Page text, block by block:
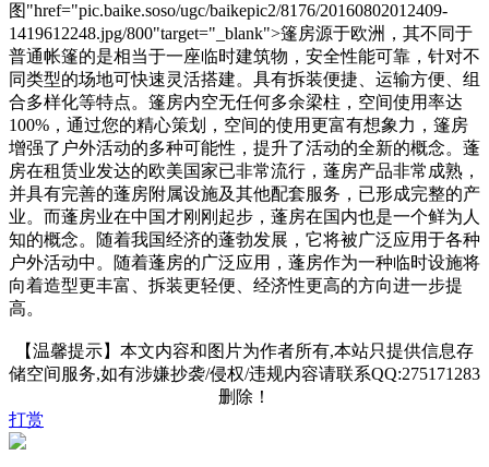
图"href="pic.baike.soso/ugc/baikepic2/8176/20160802012409-
1419612248.jpg/800"target="_blank">篷房源于欧洲，其不同于
普通帐篷的是相当于一座临时建筑物，安全性能可靠，针对不
同类型的场地可快速灵活搭建。具有拆装便捷、运输方便、组
合多样化等特点。篷房内空无任何多余梁柱，空间使用率达
100%，通过您的精心策划，空间的使用更富有想象力，篷房
增强了户外活动的多种可能性，提升了活动的全新的概念。蓬
房在租赁业发达的欧美国家已非常流行，蓬房产品非常成熟，
并具有完善的蓬房附属设施及其他配套服务，已形成完整的产
业。而蓬房业在中国才刚刚起步，蓬房在国内也是一个鲜为人
知的概念。随着我国经济的蓬勃发展，它将被广泛应用于各种
户外活动中。随着蓬房的广泛应用，蓬房作为一种临时设施将
向着造型更丰富、拆装更轻便、经济性更高的方向进一步提
高。
【温馨提示】本文内容和图片为作者所有,本站只提供信息存
储空间服务,如有涉嫌抄袭/侵权/违规内容请联系QQ:275171283
删除！
打赏